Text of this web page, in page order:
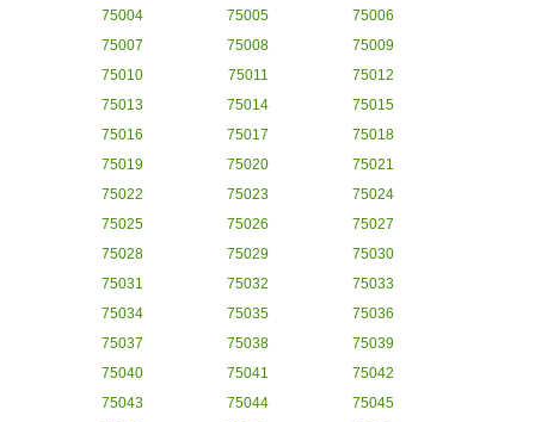
75004 75005
75006
75007
75008
75009
75010
75011
75012
75013
75014
75015
75016
75017
75018
75019
75020
75021
75022
75023
75024
75025
75026
75027
75028
75029
75030
75031
75032
75033
75034
75035
75036
75037
75038
75039
75040
75041
75042
75043
75044
75045